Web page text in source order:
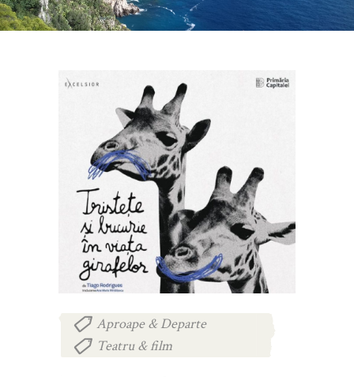
Aproape & Departe
Teatru & film